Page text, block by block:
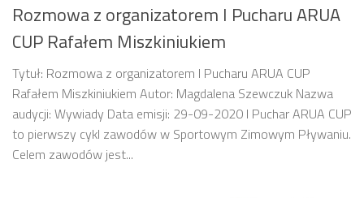
Rozmowa z organizatorem I Pucharu ARUA
CUP Rafałem Miszkiniukiem
Tytuł: Rozmowa z organizatorem I Pucharu ARUA CUP
Rafałem Miszkiniukiem Autor: Magdalena Szewczuk Nazwa
audycji: Wywiady Data emisji: 29-09-2020 I Puchar ARUA CUP
to pierwszy cykl zawodów w Sportowym Zimowym Pływaniu.
Celem zawodów jest...